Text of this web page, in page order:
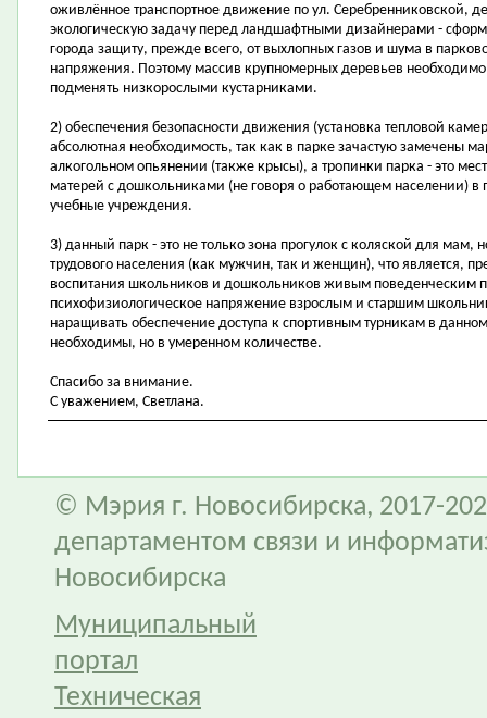
оживлённое транспортное движение по ул. Серебренниковской,
экологическую задачу перед ландшафтными дизайнерами -
города защиту, прежде всего, от выхлопных газов и шума в
напряжения. Поэтому массив крупномерных деревьев
подменять низкорослыми кустарниками.
2) обеспечения безопасности движения (установка тепловой
абсолютная необходимость, так как в парке зачастую замечены
алкогольном опьянении (также крысы), а тропинки парка - это
матерей с дошкольниками (не говоря о работающем населении) в
учебные учреждения.
3) данный парк - это не только зона прогулок с коляской для мам,
трудового населения (как мужчин, так и женщин), что является,
воспитания школьников и дошкольников живым поведенческим
психофизиологическое напряжение взрослым и старшим
наращивать обеспечение доступа к спортивным турникам в
необходимы, но в умеренном количестве.
Спасибо за внимание.
С уважением, Светлана.
© Мэрия г. Новосибирска, 2017-
департаментом связи и
Новосибирска
Муниципальный
портал
Техническая